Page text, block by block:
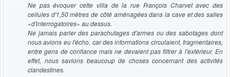
Ne pas évoquer cette villa de la rue François Charvet avec des
cellules d'1,50 mètres de côté aménagées dans la cave et des salles
«d'interrogatoires» au dessus.
Ne jamais parler des parachutages d'armes ou des sabotages dont
nous avions eu l'écho, car des informations circulaient, fragmentaires,
entre gens de confiance mais ne devaient pas filtrer à l'extérieur. En
effet, nous savions beaucoup de choses concernant des activités
clandestines.